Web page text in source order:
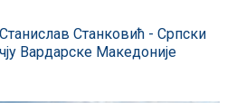
Станковић - Српски
Вардарске Македоније